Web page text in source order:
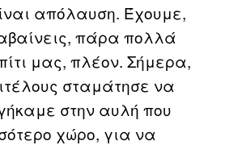
απόλαυση. Έχουμε,
πάρα πολλά
μας, πλέον. Σήμερα,
σταμάτησε να
στην αυλή που
χώρο, για να